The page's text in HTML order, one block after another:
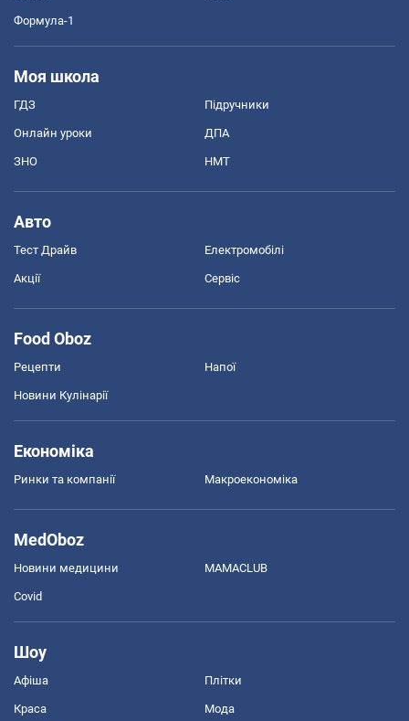
Формула-1
Моя школа
ГДЗ Підручники
Онлайн уроки ДПА
ЗНО НМТ
Авто
Тест Драйв Електромобілі
Акції Сервіс
Food Oboz
Рецепти Напої
Новини Кулінарії
Економіка
Ринки та компанії Макроекономіка
MedOboz
Новини медицини MAMACLUB
Covid
Шоу
Афіша Плітки
Краса Мода